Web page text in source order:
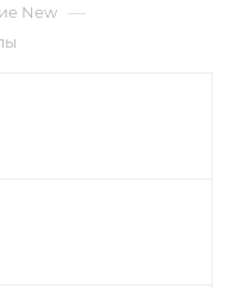
New —